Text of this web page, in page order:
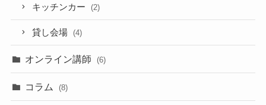
キッチンカー (2)
貸し会場 (4)
オンライン講師 (6)
コラム (8)